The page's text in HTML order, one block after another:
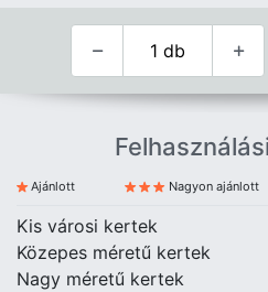
Ajánlott Nagyon ajánlott
Kis városi kertek
Közepes méretű kertek
Nagy méretű kertek